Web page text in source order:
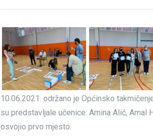
10.06.2021. održano je Općinsko
su predstavljale učenice: Amina Alić, Amal
osvojio prvo mjesto.